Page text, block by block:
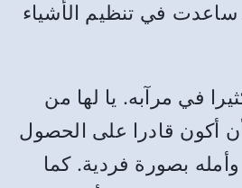
ساعدت في تنظيم الأشياء
في مرآبه. يا لها من
أكون قادرا على الحصول
بصورة فردية.كما